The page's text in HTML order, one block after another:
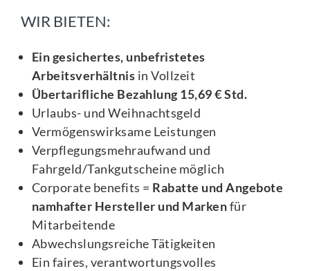
WIR BIETEN:
Ein gesichertes, unbefristetes
Arbeitsverhältnis in Vollzeit
Übertarifliche Bezahlung 15,69 € Std.
Urlaubs- und Weihnachtsgeld
Vermögenswirksame Leistungen
Verpflegungsmehraufwand und
Fahrgeld/Tankgutscheine möglich
Corporate benefits = Rabatte und Angebote
namhafter Hersteller und Markenfür
Mitarbeitende
Abwechslungsreiche Tätigkeiten
Ein faires, verantwortungsvolles